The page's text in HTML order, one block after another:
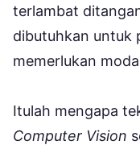
terlambat
dibutuhkan untuk
memerlukan
Itulah mengapa
Computer Vision